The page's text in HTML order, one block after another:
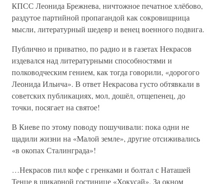
КПСС Леонида Брежнева, ничтожное печатное хлёбово,
раздутое партийной пропагандой как сокровищница
мысли, литературный шедевр и венец военного подвига.
Публично и приватно, по радио и в газетах Некрасов
издевался над литературными способностями и
полководческим гением, как тогда говорили, «дорогого
Леонида Ильича». В ответ Некрасова густо обтявкали в
советских публикациях, мол, дошёл, отщепенец, до
точки, посягает на святое!
В Киеве по этому поводу пошучивали: пока одни не
щадили жизни на «Малой земле», другие отсиживались
«в окопах Сталинграда»!
…Некрасов пил кофе с гренками и болтал с Наташей
Тенце в шикарной гостинице «Хокусай». За окном